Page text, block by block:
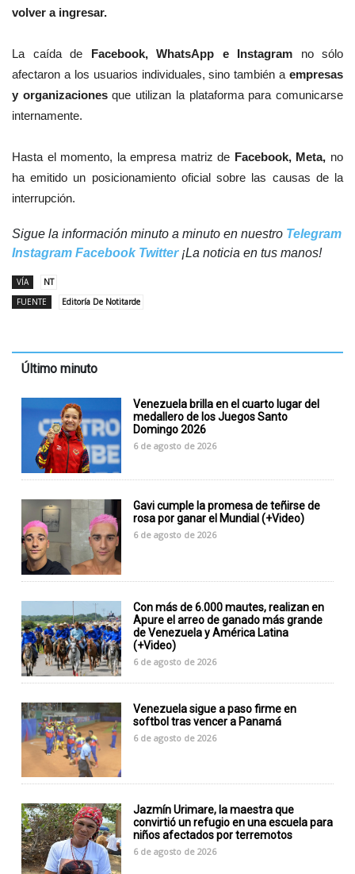
volver a ingresar.
La caída de Facebook, WhatsApp e Instagram no sólo
afectaron a los usuarios individuales, sino también a empresas
y organizacionesque utilizan la plataforma para comunicarse
internamente.
Hasta el momento, la empresa matriz de Facebook, Meta, no
ha emitido un posicionamiento oficial sobre las causas de la
interrupción.
Sigue la información minuto a minuto en nuestro Telegram
Instagram Facebook Twitter¡La noticia en tus manos!
VÍA
NT
FUENTE
Editoría De Notitarde
Último minuto
Venezuela brilla en el cuarto lugar del
medallero de los Juegos Santo
Domingo 2026
6 de agosto de 2026
Gavi cumple la promesa de teñirse de
rosa por ganar el Mundial (+Video)
6 de agosto de 2026
Con más de 6.000 mautes, realizan en
Apure el arreo de ganado más grande
de Venezuela y América Latina
(+Video)
6 de agosto de 2026
Venezuela sigue a paso firme en
softbol tras vencer a Panamá
6 de agosto de 2026
Jazmín Urimare, la maestra que
convirtió un refugio en una escuela para
niños afectados por terremotos
6 de agosto de 2026